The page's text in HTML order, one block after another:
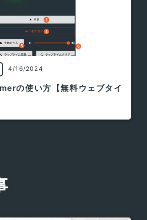
4/16/2024
の使い方【無料ウェブタイ